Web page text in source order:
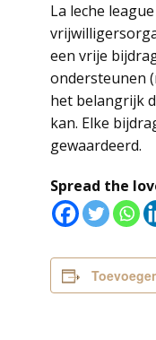
La leche
een vrije
ondersteunen
het belangrijk
kan. Elke
gewaardeerd.
Spread the